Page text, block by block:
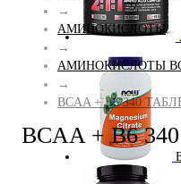
→
АМИНОКИСЛОТЫ
→
АМИНОКИСЛОТЫ
→
BCAA + B6 340
BCAA + B6